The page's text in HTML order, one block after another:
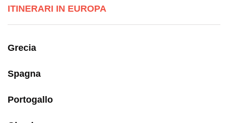
ITINERARI IN EUROPA
Grecia
Spagna
Portogallo